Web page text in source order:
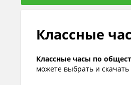
Классные
Классные часы по
можете выбрать и